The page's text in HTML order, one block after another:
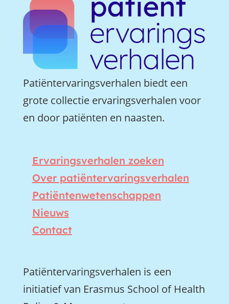
Patiëntervaringsverhalen biedt een
grote collectie ervaringsverhalen voor
en door patiënten en naasten.
Ervaringsverhalen zoeken
Over patiëntervaringsverhalen
Patiëntenwetenschappen
Nieuws
Contact
Patiëntervaringsverhalen is een
initiatief van Erasmus School of Health